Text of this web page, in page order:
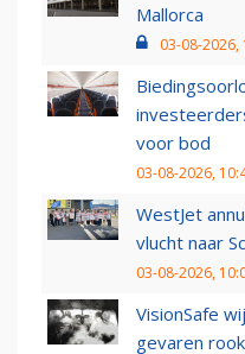
Mallorca
03-08-2026,
voor bod
03-08-2026,
WestJet
vlucht naar
03-08-2026,
VisionSafe
gevaren